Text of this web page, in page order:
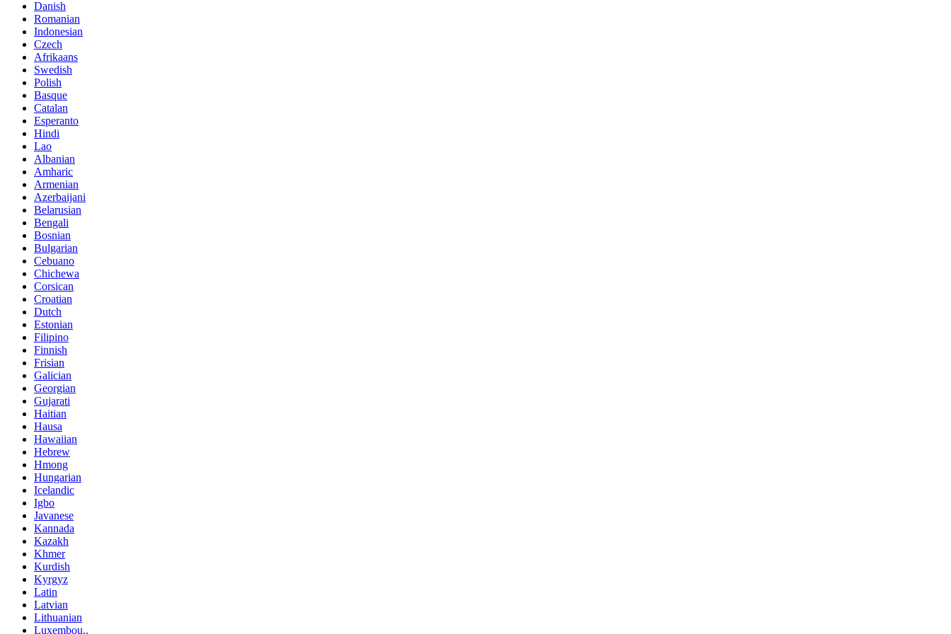
Danish
Romanian
Indonesian
Czech
Afrikaans
Swedish
Polish
Basque
Catalan
Esperanto
Hindi
Lao
Albanian
Amharic
Armenian
Azerbaijani
Belarusian
Bengali
Bosnian
Bulgarian
Cebuano
Chichewa
Corsican
Croatian
Dutch
Estonian
Filipino
Finnish
Frisian
Galician
Georgian
Gujarati
Haitian
Hausa
Hawaiian
Hebrew
Hmong
Hungarian
Icelandic
Igbo
Javanese
Kannada
Kazakh
Khmer
Kurdish
Kyrgyz
Latin
Latvian
Lithuanian
Luxembou..